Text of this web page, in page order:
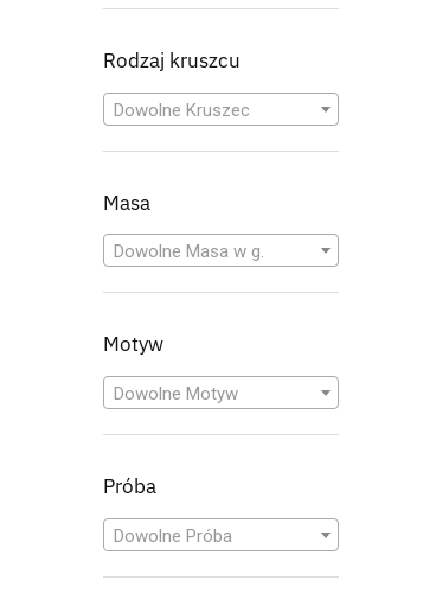
Rodzaj kruszcu
Dowolne Kruszec
Masa
Dowolne Masa w g.
Motyw
Dowolne Motyw
Próba
Dowolne Próba